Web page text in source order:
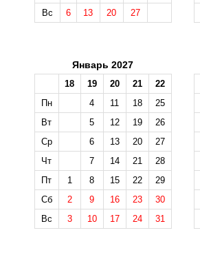
Вс
6 13 20 27
Январь 2027
18 19 20 21
22
Пн
4 11 18
25
Вт
5 12 19
26
Ср
6 13 20
27
Чт
7 14 21
28
Пт
1 8 15 22
29
Сб
2 9 16 23
30
Вс
3 10 17 24 31